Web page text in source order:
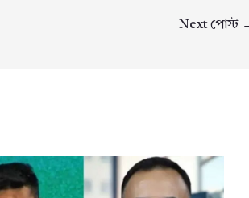
Next পোস্ট